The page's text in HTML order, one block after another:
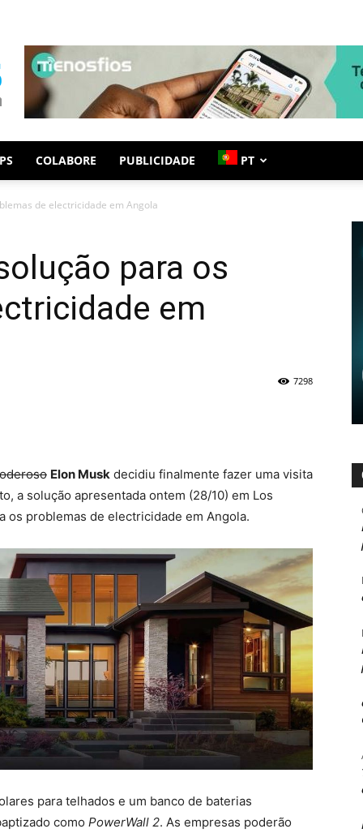
COLABORE PUBLICIDADE PT
de electricidade em Angola
para os
em
7298
Elon Musk decidiu finalmente fazer uma visita
a solução apresentada ontem (28/10) em Los
os problemas de electricidade em Angola.
para telhados e um banco de baterias
como PowerWall 2. As empresas poderão